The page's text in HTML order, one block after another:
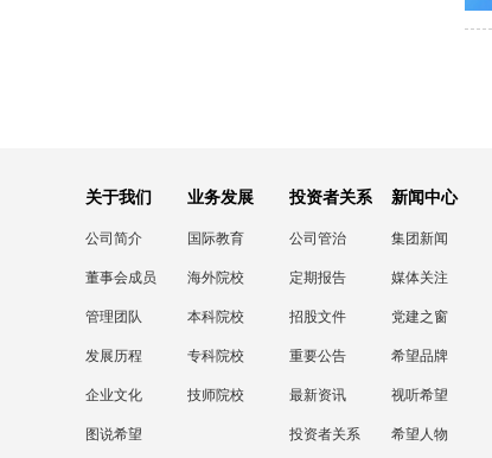
关于我们
公司简介
董事会成员
管理团队
发展历程
企业文化
图说希望
业务发展
国际教育
海外院校
本科院校
专科院校
技师院校
投资者关系
公司管治
定期报告
招股文件
重要公告
最新资讯
投资者关系
新闻中心
集团新闻
媒体关注
党建之窗
希望品牌
视听希望
希望人物